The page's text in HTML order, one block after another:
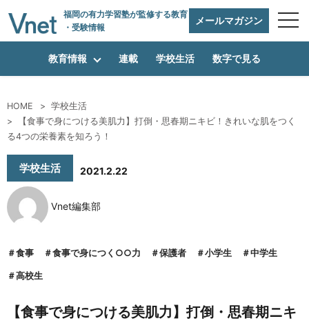
福岡の有力学習塾が監修する教育
・受験情報
メールマガジン
編集方針
vnetアライアンス企業
教育情報 連載 学校生活 数字で見る
HOME
学校生活
【食事で身につける美肌力】打倒・思春期ニキビ！きれいな肌をつく
る4つの栄養素を知ろう！
学校生活 2021.2.22
Vnet編集部
食事 食事で身につく○○力 保護者 小学生 中学生
高校生
【食事で身につける美肌力】打倒・思春期ニキ